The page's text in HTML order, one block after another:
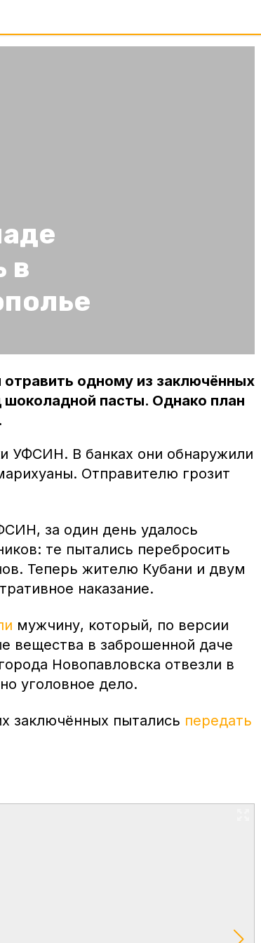
в
одному из заключённых
пасты. Однако план
УФСИН. В банках они обнаружили
Отправителю грозит
за один день удалось
те пытались перебросить
Теперь жителю Кубани и двум
наказание.
мужчину, который, по версии
вещества в заброшенной даче
Новопавловска отвезли в
уголовное дело.
заключённых пытались передать